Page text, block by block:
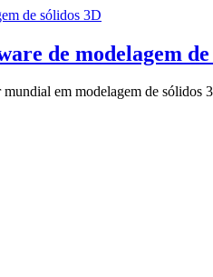
de modelagem de
em modelagem de